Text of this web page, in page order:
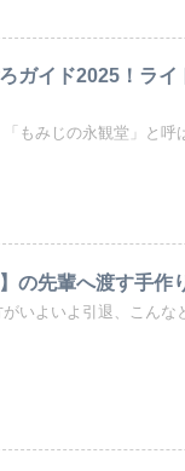
ガイド2025！ライ
もみじの永観堂」と呼
の先輩へ渡す手作
いよいよ引退、こんな